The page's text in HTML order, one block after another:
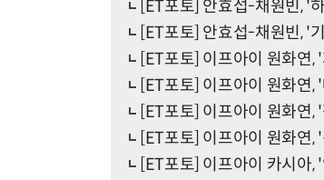
[ET포토] 안효섭-채원빈, '
[ET포토] 안효섭-채원빈, '
[ET포토] 이프아이 원화연,
[ET포토] 이프아이 원화연,
[ET포토] 이프아이 원화연
[ET포토] 이프아이 원화연
[ET포토] 이프아이 카시아